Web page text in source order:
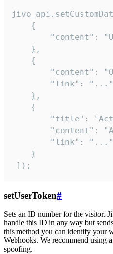
    {
"content":
    },
    {
"content":
        "link": "..."
    },
    {
"title":
"content":
        "link": "..."
    }
]);
setUserToken#
Sets an ID number for the visitor.
handle this ID in any way but
this method you can identify your
Webhooks. We recommend using
spoofing.